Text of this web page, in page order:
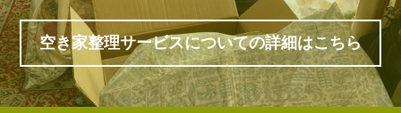
空き家整理サービスについての詳細はこちら